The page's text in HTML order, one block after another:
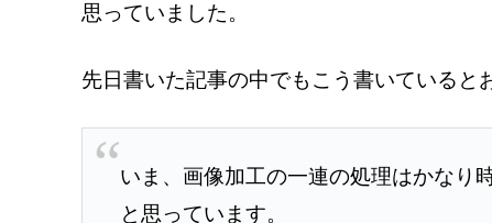
思っていました。
先日書いた記事の中でもこう書いていると
いま、画像加工の一連の処理はかなり
と思っています。